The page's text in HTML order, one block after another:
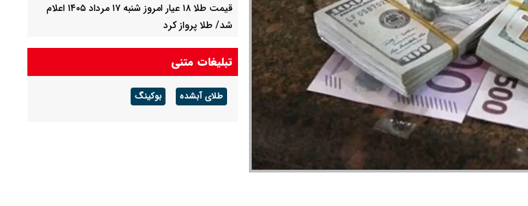
قیمت طلا ۱۸ عیار امروز شنبه ۱۷ مرداد ۱۴۰۵ اعلام
شد/ طلا پرواز کرد
قیمت دینار عراق امروز شنبه ۱۷ مرداد ۱۴۰۵ اعلام شد
+ جدول قیمت
این شرط تامین اجتماعی حقوق بازنشستگان را
تبلیغات متنی
طلای آبشده بوکینگ